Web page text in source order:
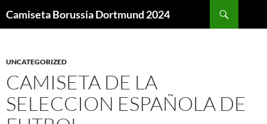
Camiseta Borussia Dortmund 2024
UNCATEGORIZED
CAMISETA DE LA
SELECCION ESPAÑOLA DE